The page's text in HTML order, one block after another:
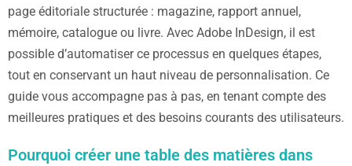
page éditoriale structurée : magazine, rapport annuel,
mémoire, catalogue ou livre. Avec Adobe InDesign, il est
possible d’automatiser ce processus en quelques étapes,
tout en conservant un haut niveau de personnalisation. Ce
guide vous accompagne pas à pas, en tenant compte des
meilleures pratiques et des besoins courants des utilisateurs.
Pourquoi créer une table des matières dans